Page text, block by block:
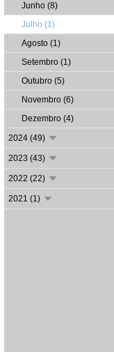
Junho (8)
Julho (1)
Agosto (1)
Setembro (1)
Outubro (5)
Novembro (6)
Dezembro (4)
2024 (49)
2023 (43)
2022 (22)
2021 (1)